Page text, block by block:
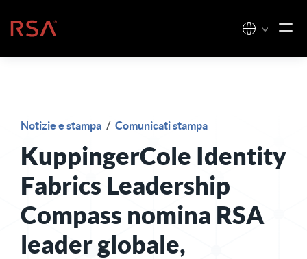
Casa
Notizie e stampa / Comunicati stampa
KuppingerCole Identity
Fabrics Leadership
Compass nomina RSA
leader globale,